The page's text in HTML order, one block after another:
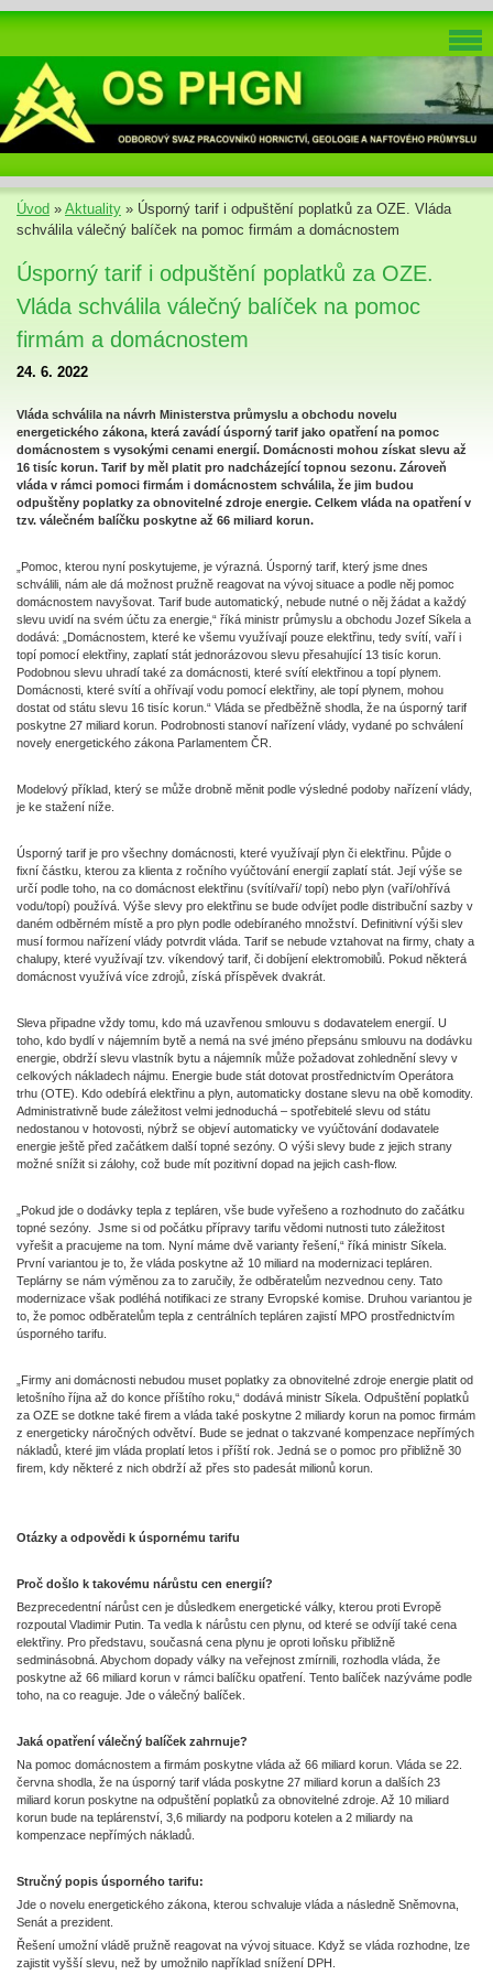
Úvod » Aktuality » Úsporný tarif i odpuštění poplatků za OZE. Vláda
schválila válečný balíček na pomoc firmám a domácnostem
Úsporný tarif i odpuštění poplatků za OZE.
Vláda schválila válečný balíček na pomoc
firmám a domácnostem
24. 6. 2022
Vláda schválila na návrh Ministerstva průmyslu a obchodu novelu
energetického zákona, která zavádí úsporný tarif jako opatření na pomoc
domácnostem s vysokými cenami energií. Domácnosti mohou získat slevu až
16 tisíc korun. Tarif by měl platit pro nadcházející topnou sezonu. Zároveň
vláda v rámci pomoci firmám i domácnostem schválila, že jim budou
odpuštěny poplatky za obnovitelné zdroje energie. Celkem vláda na opatření v
tzv. válečném balíčku poskytne až 66 miliard korun.
„Pomoc, kterou nyní poskytujeme, je výrazná. Úsporný tarif, který jsme dnes
schválili, nám ale dá možnost pružně reagovat na vývoj situace a podle něj pomoc
domácnostem navyšovat. Tarif bude automatický, nebude nutné o něj žádat a každý
slevu uvidí na svém účtu za energie,“ říká ministr průmyslu a obchodu Jozef Síkela a
dodává: „Domácnostem, které ke všemu využívají pouze elektřinu, tedy svítí, vaří i
topí pomocí elektřiny, zaplatí stát jednorázovou slevu přesahující 13 tisíc korun.
Podobnou slevu uhradí také za domácnosti, které svítí elektřinou a topí plynem.
Domácnosti, které svítí a ohřívají vodu pomocí elektřiny, ale topí plynem, mohou
dostat od státu slevu 16 tisíc korun.“ Vláda se předběžně shodla, že na úsporný tarif
poskytne 27 miliard korun. Podrobnosti stanoví nařízení vlády, vydané po schválení
novely energetického zákona Parlamentem ČR.
Modelový příklad, který se může drobně měnit podle výsledné podoby nařízení vlády,
je ke stažení níže.
Úsporný tarif je pro všechny domácnosti, které využívají plyn či elektřinu. Půjde o
fixní částku, kterou za klienta z ročního vyúčtování energií zaplatí stát. Její výše se
určí podle toho, na co domácnost elektřinu (svítí/vaří/ topí) nebo plyn (vaří/ohřívá
vodu/topí) používá. Výše slevy pro elektřinu se bude odvíjet podle distribuční sazby v
daném odběrném místě a pro plyn podle odebíraného množství. Definitivní výši slev
musí formou nařízení vlády potvrdit vláda. Tarif se nebude vztahovat na firmy, chaty a
chalupy, které využívají tzv. víkendový tarif, či dobíjení elektromobilů. Pokud některá
domácnost využívá více zdrojů, získá příspěvek dvakrát.
Sleva připadne vždy tomu, kdo má uzavřenou smlouvu s dodavatelem energií. U
toho, kdo bydlí v nájemním bytě a nemá na své jméno přepsánu smlouvu na dodávku
energie, obdrží slevu vlastník bytu a nájemník může požadovat zohlednění slevy v
celkových nákladech nájmu. Energie bude stát dotovat prostřednictvím Operátora
trhu (OTE). Kdo odebírá elektřinu a plyn, automaticky dostane slevu na obě komodity.
Administrativně bude záležitost velmi jednoduchá – spotřebitelé slevu od státu
nedostanou v hotovosti, nýbrž se objeví automaticky ve vyúčtování dodavatele
energie ještě před začátkem další topné sezóny. O výši slevy bude z jejich strany
možné snížit si zálohy, což bude mít pozitivní dopad na jejich cash-flow.
„Pokud jde o dodávky tepla z tepláren, vše bude vyřešeno a rozhodnuto do začátku
topné sezóny. Jsme si od počátku přípravy tarifu vědomi nutnosti tuto záležitost
vyřešit a pracujeme na tom. Nyní máme dvě varianty řešení,“ říká ministr Síkela.
První variantou je to, že vláda poskytne až 10 miliard na modernizaci tepláren.
Teplárny se nám výměnou za to zaručily, že odběratelům nezvednou ceny. Tato
modernizace však podléhá notifikaci ze strany Evropské komise. Druhou variantou je
to, že pomoc odběratelům tepla z centrálních tepláren zajistí MPO prostřednictvím
úsporného tarifu.
„Firmy ani domácnosti nebudou muset poplatky za obnovitelné zdroje energie platit od
letošního října až do konce příštího roku,“ dodává ministr Síkela. Odpuštění poplatků
za OZE se dotkne také firem a vláda také poskytne 2 miliardy korun na pomoc firmám
z energeticky náročných odvětví. Bude se jednat o takzvané kompenzace nepřímých
nákladů, které jim vláda proplatí letos i příští rok. Jedná se o pomoc pro přibližně 30
firem, kdy některé z nich obdrží až přes sto padesát milionů korun.
Otázky a odpovědi k úspornému tarifu
Proč došlo k takovému nárůstu cen energií?
Bezprecedentní nárůst cen je důsledkem energetické války, kterou proti Evropě
rozpoutal Vladimir Putin. Ta vedla k nárůstu cen plynu, od které se odvíjí také cena
elektřiny. Pro představu, současná cena plynu je oproti loňsku přibližně
sedminásobná. Abychom dopady války na veřejnost zmírnili, rozhodla vláda, že
poskytne až 66 miliard korun v rámci balíčku opatření. Tento balíček nazýváme podle
toho, na co reaguje. Jde o válečný balíček.
Jaká opatření válečný balíček zahrnuje?
Na pomoc domácnostem a firmám poskytne vláda až 66 miliard korun. Vláda se 22.
června shodla, že na úsporný tarif vláda poskytne 27 miliard korun a dalších 23
miliard korun poskytne na odpuštění poplatků za obnovitelné zdroje. Až 10 miliard
korun bude na teplárenství, 3,6 miliardy na podporu kotelen a 2 miliardy na
kompenzace nepřímých nákladů.
Stručný popis úsporného tarifu:
Jde o novelu energetického zákona, kterou schvaluje vláda a následně Sněmovna,
Senát a prezident.
Řešení umožní vládě pružně reagovat na vývoj situace. Když se vláda rozhodne, lze
zajistit vyšší slevu, než by umožnilo například snížení DPH.